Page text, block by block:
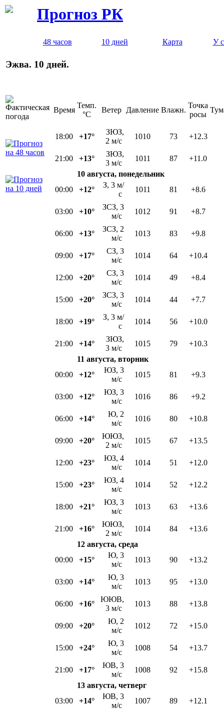
Прогноз РК
48 часов 10 дней Карта У
Эжва. 10 дней.
Время
Темп.
°C
Ветер Давление Влажн.
Точка
росы
18:00 +17°
ЗЮЗ,
2 м/с
1010 73 +12.3
21:00 +13°
ЗЮЗ,
3 м/с
1011 87
+11.0
10 августа, понедельник
00:00
+12°
З, 3 м/
с
1011 81 +8.6
03:00 +10°
ЗСЗ, 3
м/с
1012 91 +8.7
06:00 +13°
ЗСЗ, 2
м/с
1013 83 +9.8
09:00 +17°
СЗ, 3
м/с
1014 64 +10.4
12:00 +20°
СЗ, 3
м/с
1014 49 +8.4
15:00 +20°
ЗСЗ, 3
м/с
1014 44 +7.7
18:00 +19°
З, 3 м/
с
1014 56 +10.0
21:00 +14°
ЗЮЗ,
3 м/с
1015 79
+10.3
11 августа, вторник
00:00
+12°
ЮЗ, 3
м/с
1015 81 +9.3
03:00 +12°
ЮЗ, 3
м/с
1016 86 +9.2
06:00 +14°
Ю, 2
м/с
1016 80 +10.8
09:00 +20°
ЮЮЗ,
2 м/с
1015 67 +13.5
12:00 +23°
ЮЗ, 4
м/с
1014 51 +12.0
15:00 +23°
ЮЗ, 4
м/с
1014 52 +12.2
18:00 +21°
ЮЗ, 3
м/с
1013 63 +13.6
21:00 +16°
ЮЮЗ,
2 м/с
1014 84
+13.6
12 августа, среда
00:00
+15°
Ю, 3
м/с
1013 90 +13.2
03:00 +14°
Ю, 3
м/с
1013 95 +13.0
06:00 +16°
ЮЮВ,
3 м/с
1013 88 +13.8
09:00 +20°
Ю, 2
м/с
1012 72 +15.0
15:00 +24°
Ю, 3
м/с
1008 54 +13.7
21:00 +17°
ЮВ, 3
м/с
1008 92
+15.8
13 августа, четверг
03:00
+14°
ЮВ, 3
м/с
1007 89 +12.1